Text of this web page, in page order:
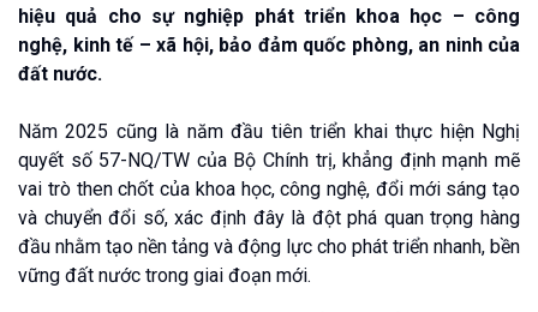
hiệu quả cho sự nghiệp phát triển khoa học – công
nghệ, kinh tế – xã hội, bảo đảm quốc phòng, an ninh của
đất nước.
Năm 2025 cũng là năm đầu tiên triển khai thực hiện Nghị
quyết số 57-NQ/TW của Bộ Chính trị, khẳng định mạnh mẽ
vai trò then chốt của khoa học, công nghệ, đổi mới sáng tạo
và chuyển đổi số, xác định đây là đột phá quan trọng hàng
đầu nhằm tạo nền tảng và động lực cho phát triển nhanh, bền
vững đất nước trong giai đoạn mới.